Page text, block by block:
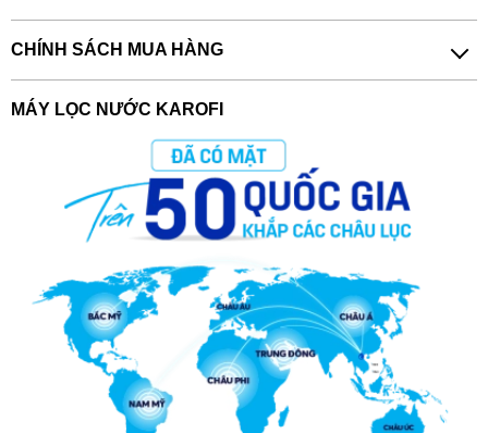
CHÍNH SÁCH MUA HÀNG
MÁY LỌC NƯỚC KAROFI